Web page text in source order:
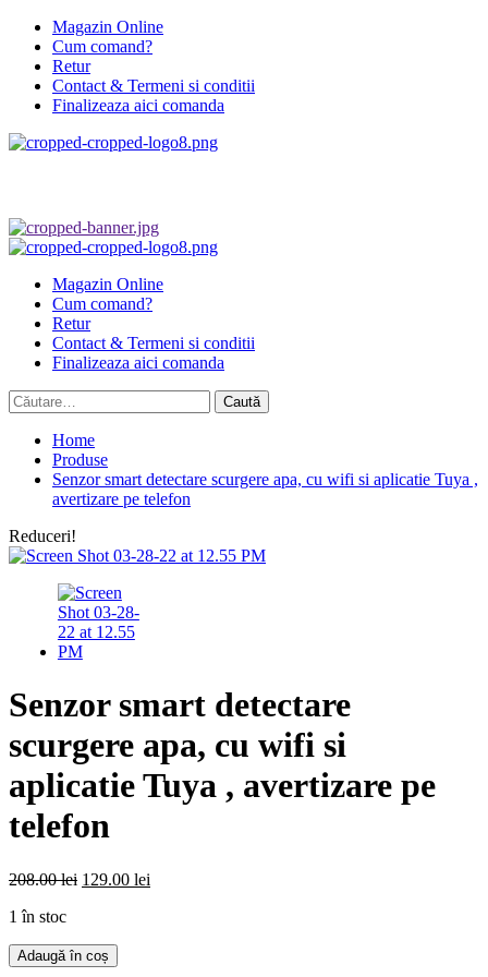
Skip
content
Magazin Online
Cum comand?
Retur
Contact & Termeni si conditii
Finalizeaza aici comanda
Primary
Magazin Online
Cum comand?
Retur
Contact & Termeni si conditii
Finalizeaza aici comanda
Caută
după:
Home
Produse
Senzor smart detectare scurgere apa, cu wifi si aplicatie Tuya ,
avertizare pe telefon
Reduceri!
Senzor smart detectare
scurgere apa, cu wifi si
aplicatie Tuya , avertizare pe
telefon
208.00lei Prețul
208.00 lei.
129.00 lei
1 în stoc
Cantitate
Senzor
Adaugă în coș